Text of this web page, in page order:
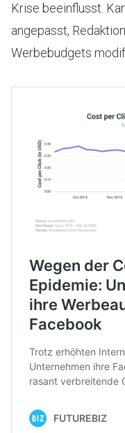
Krise beeinflusst.
angepasst,
Werbebudgets